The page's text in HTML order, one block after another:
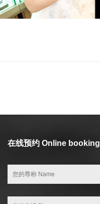
在线预约 Online booking